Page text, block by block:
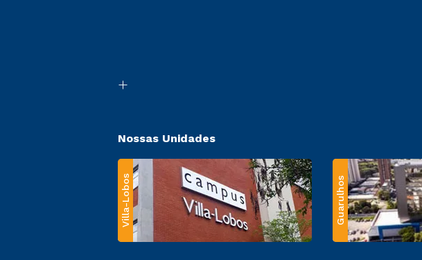
Nossas Unidades
Villa-Lobos Guarulhos